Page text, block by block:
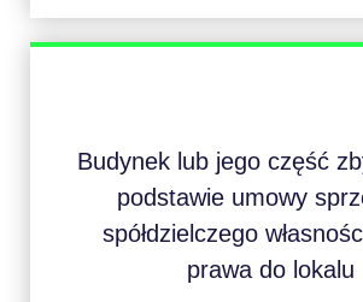
Budynek lub jego część
podstawie umowy
spółdzielczego
prawa do lokalu